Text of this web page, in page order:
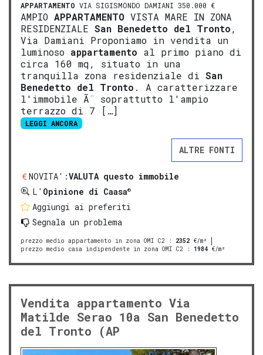
APPARTAMENTO VIA SIGISMONDO DAMIANI 350.000 €
AMPIO APPARTAMENTO VISTA MARE IN ZONA
RESIDENZIALE San Benedetto del Tronto,
Via Damiani Proponiamo in vendita un
luminoso appartamento al primo piano di
circa 160 mq, situato in una
tranquilla zona residenziale di San
Benedetto del Tronto . A caratterizzare
l'immobile Ã¨ soprattutto l'ampio
terrazzo di 7 […]
LEGGI ANCORA
ALTRE FONTI
NOVITA':VALUTA questo immobile
L' Opinione di Caasa®
Aggiungi ai preferiti
Segnala un problema
prezzo medio appartamento in zona OMI C2 : 2352 €/m²
prezzo medio casa indipendente in zona OMI C2 : 1984 €/m²
Vendita appartamento Via
Matilde Serao 10a San Benedetto
del Tronto (AP